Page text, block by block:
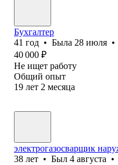
Бухгалтер
41 год • Была 28 июля •
40 000 ₽
Не ищет работу
Общий опыт
19 лет 2 месяца
электрогазосварщик
38 лет • Был 4 августа •